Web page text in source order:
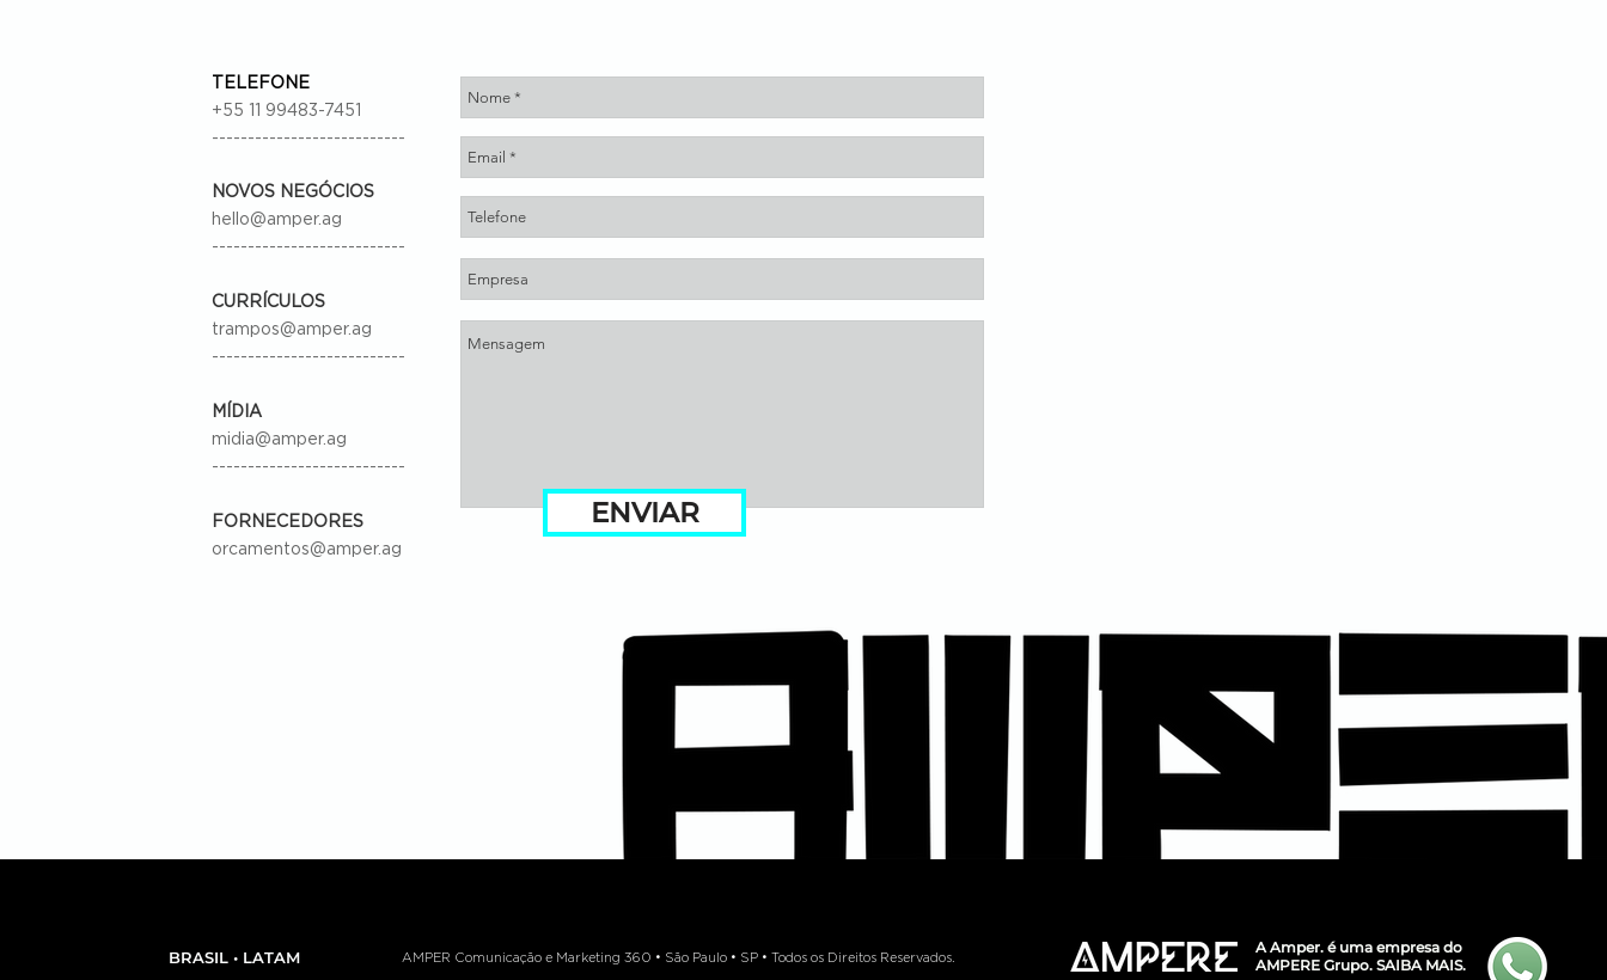
TELEFONE
+55 11 99483-7451
---------------------------
NOVOS NEGÓCIOS
hello@amper.ag
---------------------------
CURRÍCULOS
trampos@amper.ag
---------------------------
MÍDIA
midia@amper.ag
---------------------------
FORNECEDORES
orcamentos@amper.ag
ENVIAR
BRASIL • LATAM AMPER Comunicação e Marketing 360 • São Paulo • SP • Todos os Direitos Reservados.
A Amper. é uma empresa do
AMPERE Grupo. SAIBA MAIS.